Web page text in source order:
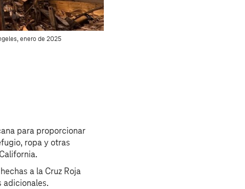
enero de 2025
para proporcionar
ropa y otras
a la Cruz Roja
adicionales.